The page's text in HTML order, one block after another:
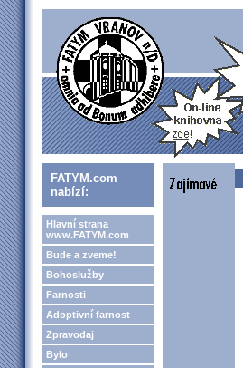
FATYM.com
nabízí:
Hlavní strana
www.FATYM.com
Bude a zveme!
Bohoslužby
Farnosti
Adoptivní farnost
Zpravodaj
Bylo